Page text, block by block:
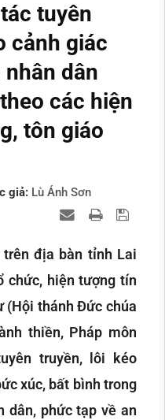
tuyên
cảnh giác
dân
các hiện
tôn giáo
giả: Lù Ánh Sơn
địa bàn tỉnh Lai
chức, hiện tượng tín
(Hội thánh Đức chúa
thiền, Pháp môn
truyền, lôi kéo
xúc, bất bình trong
dân, phức tạp về an